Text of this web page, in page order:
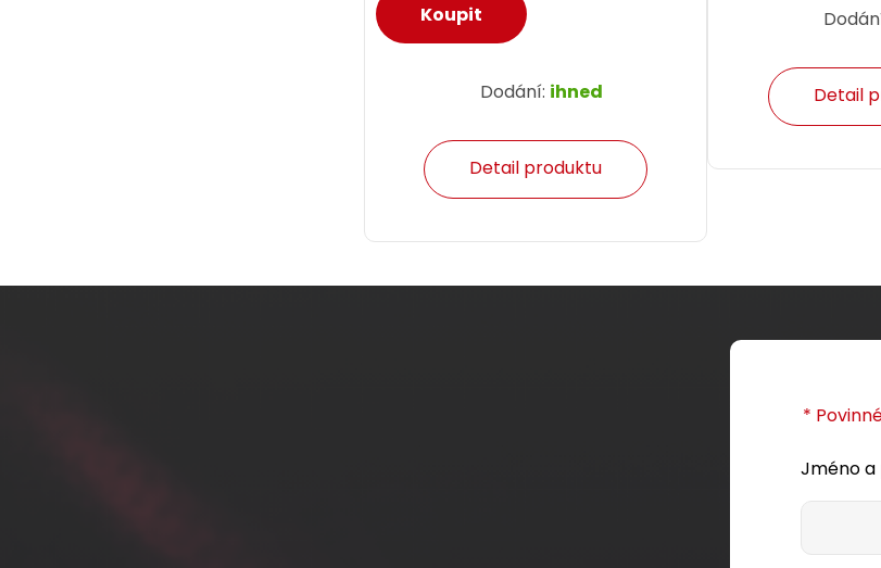
Dodání: ihned
Detail produktu
Detail
Instalační kabel
*
Jméno